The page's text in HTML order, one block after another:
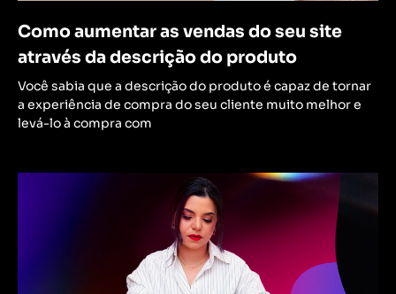
Como aumentar as vendas do seu site
através da descrição do produto
Você sabia que a descrição do produto é capaz de tornar
a experiência de compra do seu cliente muito melhor e
levá-lo à compra com